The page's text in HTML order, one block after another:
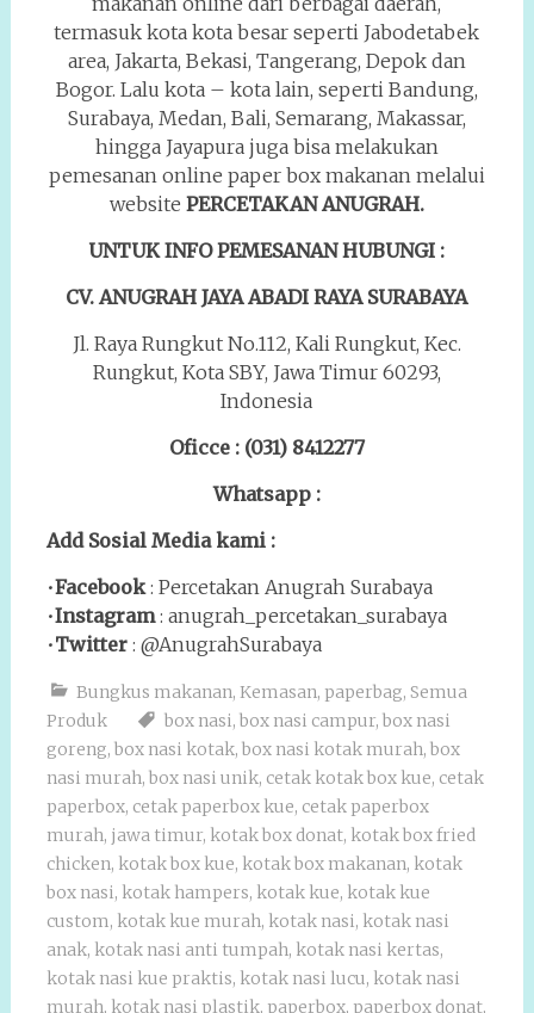
termasuk kota kota besar seperti Jabodetabek
area, Jakarta, Bekasi, Tangerang, Depok dan
Bogor. Lalu kota – kota lain, seperti Bandung,
Surabaya, Medan, Bali, Semarang, Makassar,
hingga Jayapura juga bisa melakukan
pemesanan online paper box makanan melalui
website PERCETAKAN ANUGRAH.
UNTUK INFO PEMESANAN HUBUNGI :
CV. ANUGRAH JAYA ABADI RAYA SURABAYA
Jl. Raya Rungkut No.112, Kali Rungkut, Kec.
Rungkut, Kota SBY, Jawa Timur 60293,
Indonesia
Oficce : (031) 8412277
Whatsapp :
Add Sosial Media kami :
•Facebook: Percetakan Anugrah Surabaya
•Instagram: anugrah_percetakan_surabaya
•Twitter: @AnugrahSurabaya
Bungkus makanan, Kemasan, paperbag, Semua
Produk
box nasi, box nasi campur, box nasi
goreng, box nasi kotak, box nasi kotak murah, box
nasi murah, box nasi unik, cetak kotak box kue, cetak
paperbox, cetak paperbox kue, cetak paperbox
murah, jawa timur, kotak box donat, kotak box fried
chicken, kotak box kue, kotak box makanan, kotak
box nasi, kotak hampers, kotak kue, kotak kue
custom, kotak kue murah, kotak nasi, kotak nasi
anak, kotak nasi anti tumpah, kotak nasi kertas,
kotak nasi kue praktis, kotak nasi lucu, kotak nasi
murah, kotak nasi plastik, paperbox, paperbox donat,